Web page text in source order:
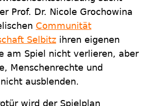
Prof. Dr. Nicole Grochowina
Communität
Selbitz ihren eigenen
am Spiel nicht verlieren, aber
Menschenrechte und
ausblenden.
wird der Spielplan